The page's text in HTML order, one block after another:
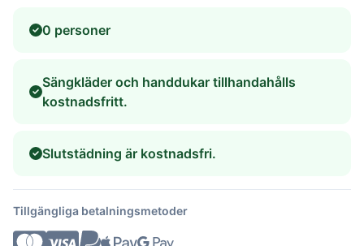
0 personer
Sängkläder och handdukar tillhandahålls
kostnadsfritt.
Slutstädning är kostnadsfri.
Tillgängliga betalningsmetoder